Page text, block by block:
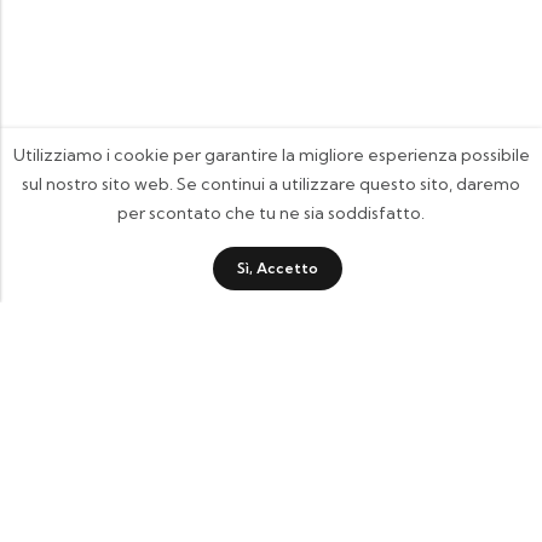
Utilizziamo i cookie per garantire la migliore esperienza possibile
sul nostro sito web. Se continui a utilizzare questo sito, daremo
per scontato che tu ne sia soddisfatto.
Sì, Accetto